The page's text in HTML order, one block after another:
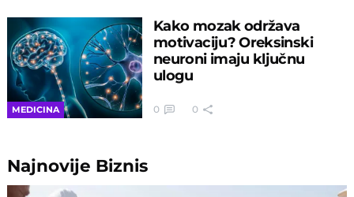
MEDICINA
Kako mozak održava
motivaciju? Oreksinski
neuroni imaju ključnu
ulogu
0 0
Najnovije Biznis